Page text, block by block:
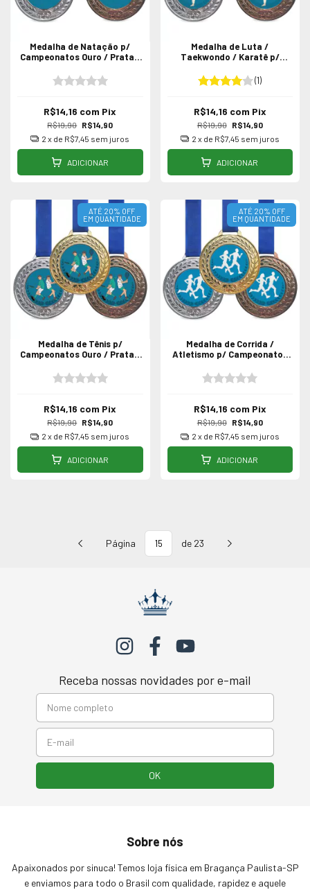
Medalha de Natação p/
Campeonatos Ouro / Prata /
R$19,90 R$14,90
R$14,16 com Pix
2 x de R$7,45 sem juros
ADICIONAR
Medalha de Luta /
Taekwondo / Karatê p/
(1)
R$19,90 R$14,90
R$14,16 com Pix
2 x de R$7,45 sem juros
ADICIONAR
ATÉ 20% OFF
EM QUANTIDADE
Medalha de Tênis p/
Campeonatos Ouro / Prata /
R$19,90 R$14,90
R$14,16 com Pix
2 x de R$7,45 sem juros
ADICIONAR
ATÉ 20% OFF
EM QUANTIDADE
Medalha de Corrida /
Atletismo p/ Campeonatos
R$19,90 R$14,90
R$14,16 com Pix
2 x de R$7,45 sem juros
ADICIONAR
Página de 23
Receba nossas novidades por e-mail
Sobre nós
Apaixonados por sinuca! Temos loja física em Bragança Paulista-SP
e enviamos para todo o Brasil com qualidade, rapidez e aquele